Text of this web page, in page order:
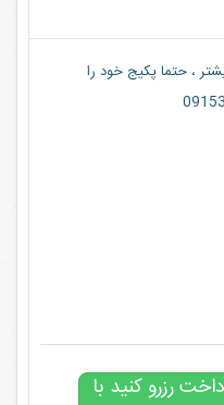
، حتما پکیج خود را
رزرو کنید با